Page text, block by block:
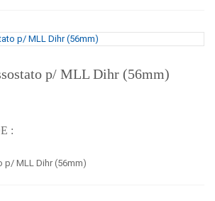
p/ MLL Dihr (56mm)
:
p/ MLL Dihr (56mm)